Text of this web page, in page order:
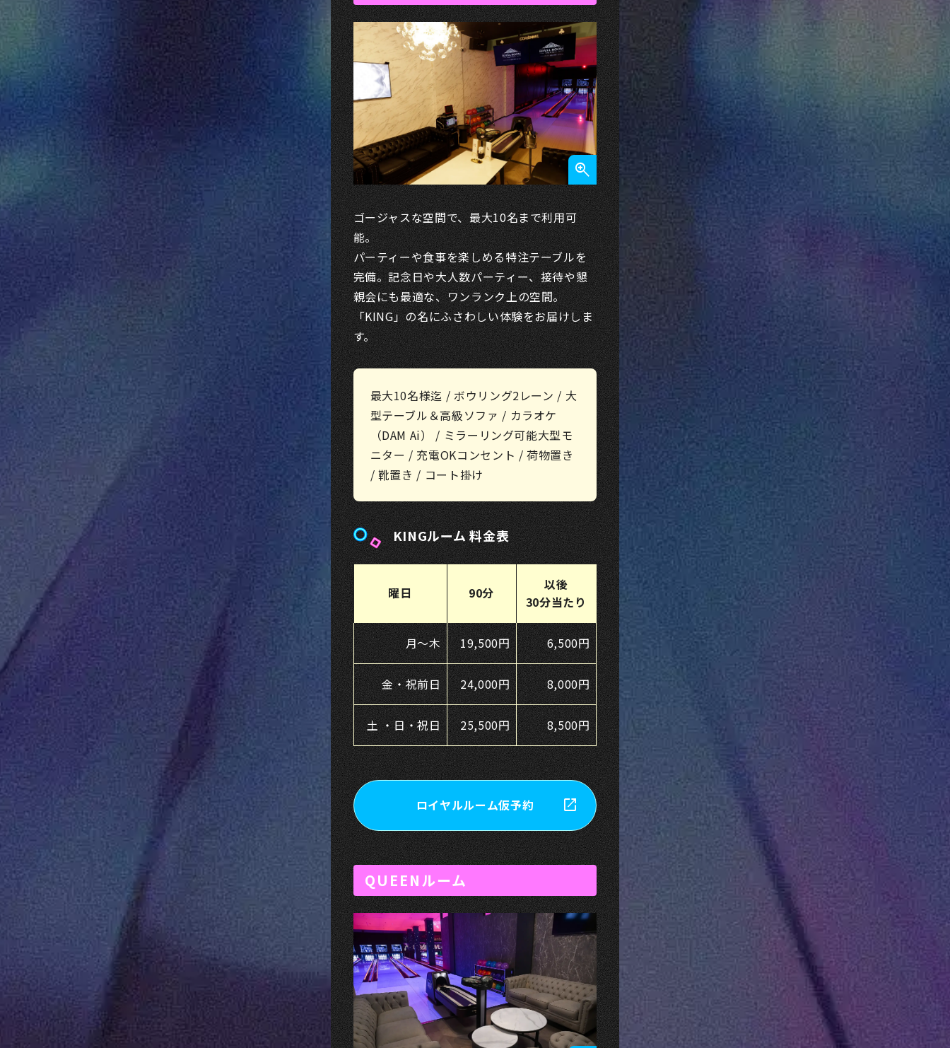
ゴージャスな空間で、最大10名まで利用可
能。
パーティーや食事を楽しめる特注テーブルを
完備。記念日や大人数パーティー、接待や懇
親会にも最適な、ワンランク上の空間。
「KING」の名にふさわしい体験をお届けしま
す。
最大10名様迄 / ボウリング2レーン / 大
型テーブル＆高級ソファ / カラオケ
（DAM Ai） / ミラーリング可能大型モ
ニター / 充電OKコンセント / 荷物置き
/ 靴置き / コート掛け
KINGルーム 料金表
曜日 90分
以後
30分当たり
月～木 19,500円 6,500円
金・祝前日 24,000円 8,000円
土 ・日・祝日 25,500円 8,500円
ロイヤルルーム仮予約
QUEENルーム